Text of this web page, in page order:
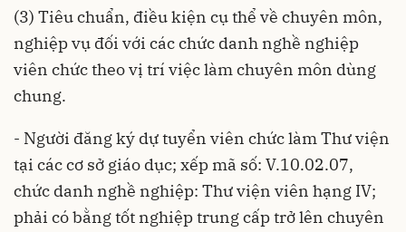
(3) Tiêu chuẩn, điều kiện cụ thể về chuyên môn,
nghiệp vụ đối với các chức danh nghề nghiệp
viên chức theo vị trí việc làm chuyên môn dùng
chung.
- Người đăng ký dự tuyển viên chức làm Thư viện
tại các cơ sở giáo dục; xếp mã số: V.10.02.07,
chức danh nghề nghiệp: Thư viện viên hạng IV;
phải có bằng tốt nghiệp trung cấp trở lên chuyên